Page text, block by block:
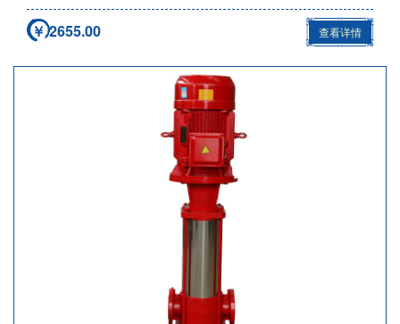
￥ 2655.00 查看详情